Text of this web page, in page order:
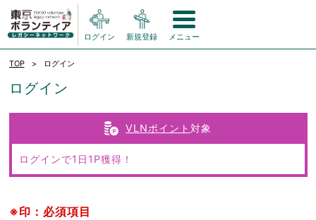
ログイン 新規登録 メニュー
TOP ログイン
ログイン
VLNポイント 対象
ログインで1日1P獲得！
※印：必須項目